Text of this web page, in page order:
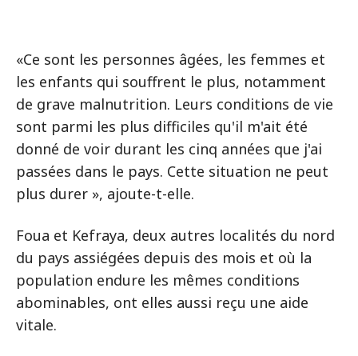
«Ce sont les personnes âgées, les femmes et
les enfants qui souffrent le plus, notamment
de grave malnutrition. Leurs conditions de vie
sont parmi les plus difficiles qu'il m'ait été
donné de voir durant les cinq années que j'ai
passées dans le pays. Cette situation ne peut
plus durer », ajoute-t-elle.
Foua et Kefraya, deux autres localités du nord
du pays assiégées depuis des mois et où la
population endure les mêmes conditions
abominables, ont elles aussi reçu une aide
vitale.